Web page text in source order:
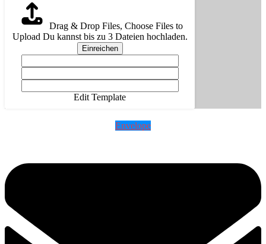
Drag & Drop Files, Choose Files to
Upload Du kannst bis zu 3 Dateien hochladen.
Einreichen
Edit Template
Envelope